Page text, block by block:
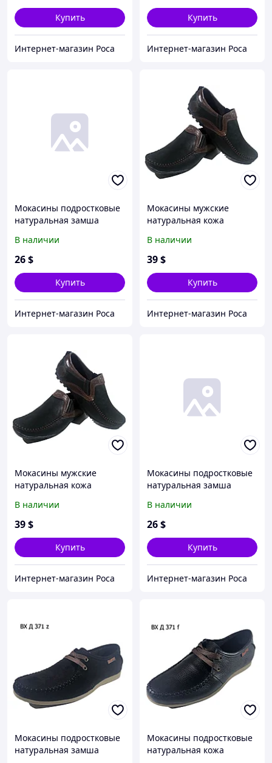
Купить
Интернет-магазин Роса
Купить
Интернет-магазин Роса
Мокасины подростковые
натуральная замша
(Д377чз) 36
В наличии
26$
Купить
Интернет-магазин Роса
Мокасины мужские
натуральная кожа
(331р) 43
В наличии
39$
Купить
Интернет-магазин Роса
Мокасины мужские
натуральная кожа
(331р) 45
В наличии
39$
Купить
Интернет-магазин Роса
Мокасины подростковые
натуральная замша
(Д377чз) 35
В наличии
26$
Купить
Интернет-магазин Роса
Мокасины подростковые
натуральная замша
Мокасины подростковые
натуральная кожа